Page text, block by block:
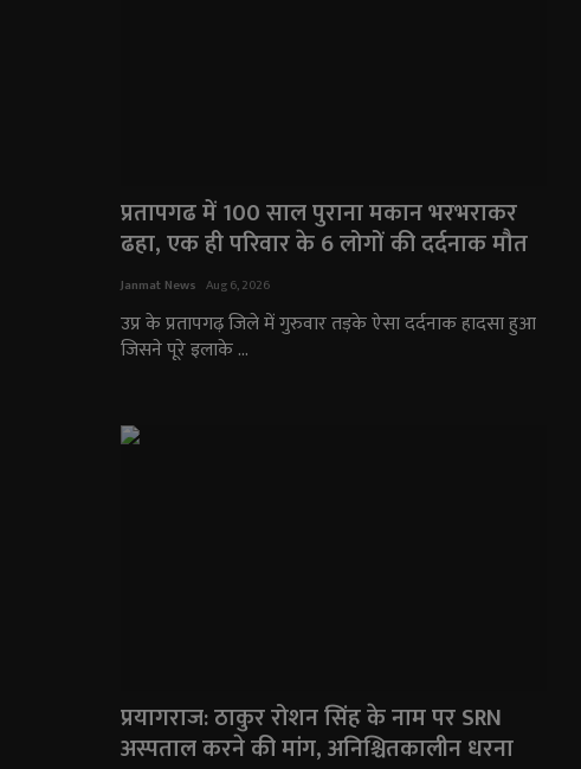
प्रतापगढ में 100 साल पुराना मकान भरभराकर
ढहा, एक ही परिवार के 6 लोगों की दर्दनाक मौत
Janmat News Aug 6, 2026
उप्र के प्रतापगढ़ जिले में गुरुवार तड़के ऐसा दर्दनाक हादसा हुआ
जिसने पूरे इलाके ...
प्रयागराज: ठाकुर रोशन सिंह के नाम पर SRN
अस्पताल करने की मांग, अनिश्चितकालीन धरना